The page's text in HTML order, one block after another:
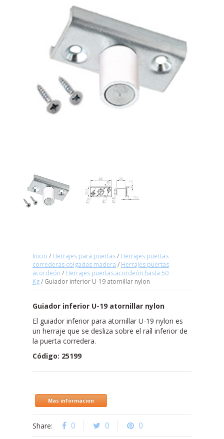
Inicio / Herrajes para puertas/ Herrajes puertas
correderas colgadas madera / Herrajes puertas
acordeón / Herrajes puertas acordeón hasta 50
Kg/ Guiador inferior U-19 atornillar nylon
Guiador inferior U-19 atornillar nylon
El guiador inferior para atornillar U-19 nylon es
un herraje que se desliza sobre el raíl inferior de
la puerta corredera.
Código: 25199
Mas informacion
Share: 0 0 0